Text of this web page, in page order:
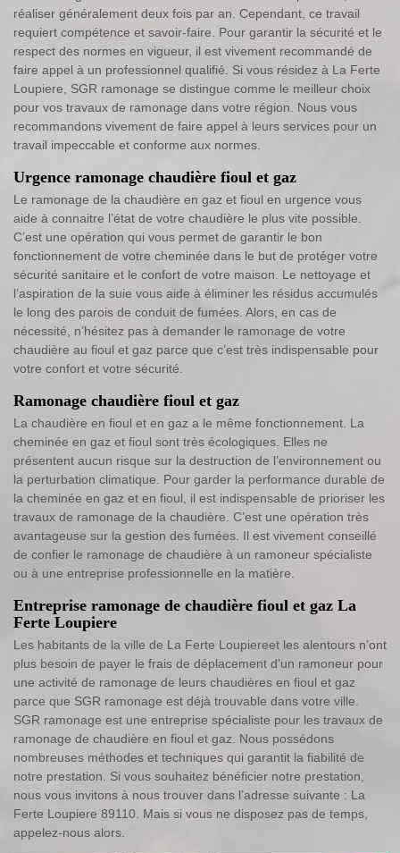
réaliser généralement deux fois par an. Cependant, ce travail
requiert compétence et savoir-faire. Pour garantir la sécurité et le
respect des normes en vigueur, il est vivement recommandé de
faire appel à un professionnel qualifié. Si vous résidez à La Ferte
Loupiere, SGR ramonage se distingue comme le meilleur choix
pour vos travaux de ramonage dans votre région. Nous vous
recommandons vivement de faire appel à leurs services pour un
travail impeccable et conforme aux normes.
Urgence ramonage chaudière fioul et gaz
Le ramonage de la chaudière en gaz et fioul en urgence vous
aide à connaitre l’état de votre chaudière le plus vite possible.
C’est une opération qui vous permet de garantir le bon
fonctionnement de votre cheminée dans le but de protéger votre
sécurité sanitaire et le confort de votre maison. Le nettoyage et
l’aspiration de la suie vous aide à éliminer les résidus accumulés
le long des parois de conduit de fumées. Alors, en cas de
nécessité, n’hésitez pas à demander le ramonage de votre
chaudière au fioul et gaz parce que c’est très indispensable pour
votre confort et votre sécurité.
Ramonage chaudière fioul et gaz
La chaudière en fioul et en gaz a le même fonctionnement. La
cheminée en gaz et fioul sont très écologiques. Elles ne
présentent aucun risque sur la destruction de l’environnement ou
la perturbation climatique. Pour garder la performance durable de
la cheminée en gaz et en fioul, il est indispensable de prioriser les
travaux de ramonage de la chaudière. C’est une opération très
avantageuse sur la gestion des fumées. Il est vivement conseillé
de confier le ramonage de chaudière à un ramoneur spécialiste
ou à une entreprise professionnelle en la matière.
Entreprise ramonage de chaudière fioul et gaz La
Ferte Loupiere
Les habitants de la ville de La Ferte Loupiereet les alentours n’ont
plus besoin de payer le frais de déplacement d’un ramoneur pour
une activité de ramonage de leurs chaudières en fioul et gaz
parce que SGR ramonage est déjà trouvable dans votre ville.
SGR ramonage est une entreprise spécialiste pour les travaux de
ramonage de chaudière en fioul et gaz. Nous possédons
nombreuses méthodes et techniques qui garantit la fiabilité de
notre prestation. Si vous souhaitez bénéficier notre prestation,
nous vous invitons à nous trouver dans l’adresse suivante : La
Ferte Loupiere 89110. Mais si vous ne disposez pas de temps,
appelez-nous alors.